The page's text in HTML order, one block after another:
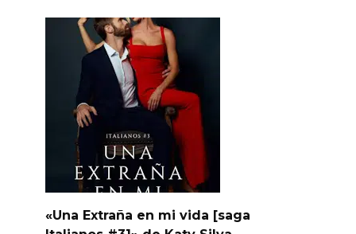
«Una Extraña en mi vida [saga